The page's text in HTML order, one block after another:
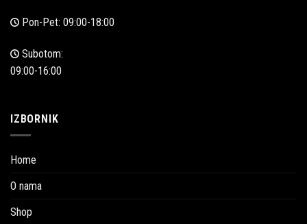
Pon-Pet: 09:00-18:00
Subotom:
09:00-16:00
IZBORNIK
Home
O nama
Shop